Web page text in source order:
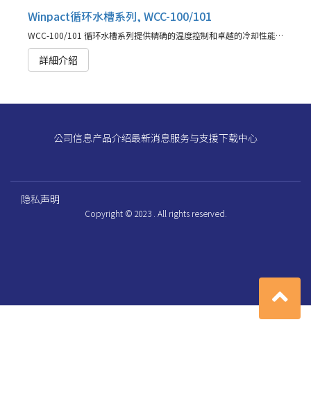
Winpact循环水槽系列, WCC-100/101
WCC-100/101 循环水槽系列提供精确的温度控制和卓越的冷却性能，满足您的发酵需求及其他应用。
詳細介紹
公司信息产品介绍最新消息服务与支援下载中心
隐私声明
Copyright © 2023 . All rights reserved.